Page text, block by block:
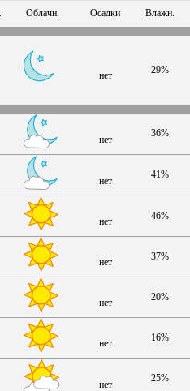
Облачн. Осадки Влажн.
нет 29%
нет
36%
нет
41%
нет 46%
нет 37%
нет 20%
нет 16%
нет
25%